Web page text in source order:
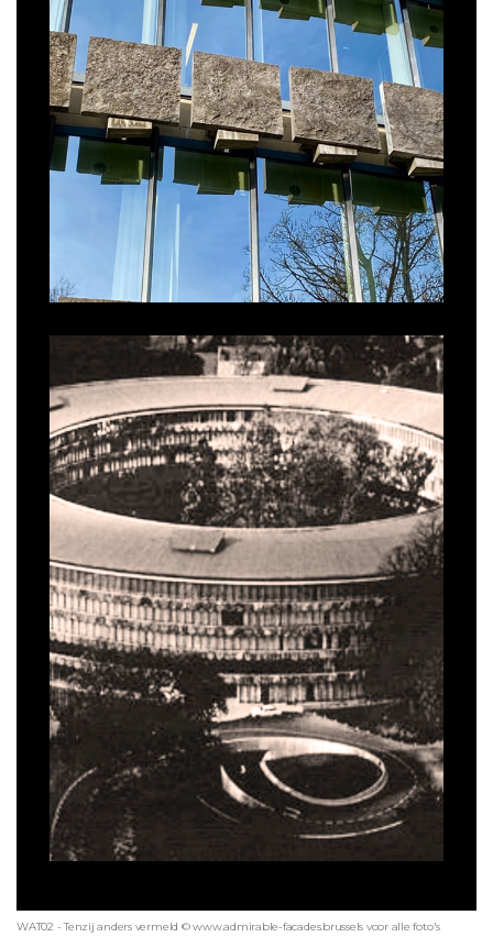
WAT02 - Tenzij anders vermeld © www.admirable-facades.brussels voor alle foto's